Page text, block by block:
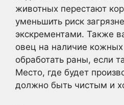
животных перестают
уменьшить риск
экскрементами. Также
овец на наличие
обработать раны, если
Место, где будет
должно быть чистым и